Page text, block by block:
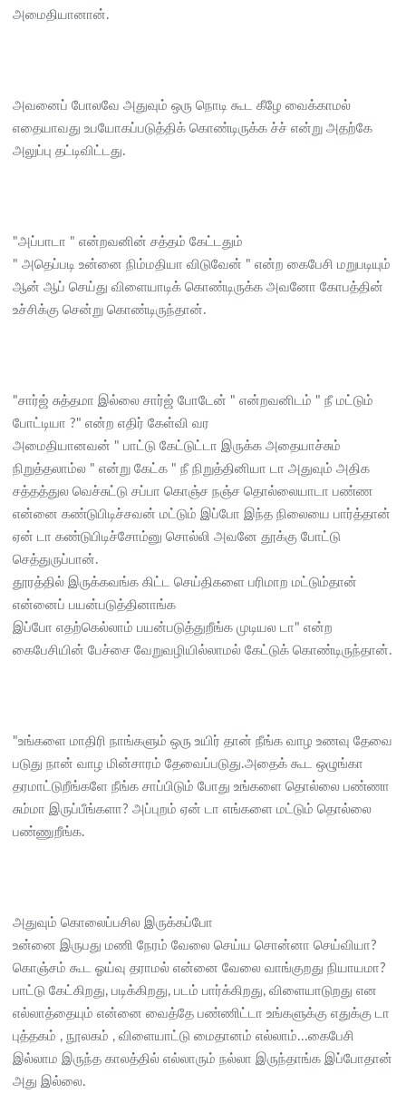
அமைதியானான்.
அவனைப் போலவே அதுவும் ஒரு நொடி கூட கீழே வைக்காமல்
எதையாவது உபயோகப்படுத்திக் கொண்டிருக்க ச்ச் என்று அதற்கே
அலுப்பு தட்டிவிட்டது.
"அப்பாடா " என்றவனின் சத்தம் கேட்டதும்
" அதெப்படி உன்னை நிம்மதியா விடுவேன் " என்ற கைபேசி மறுபடியும்
ஆன் ஆப் செய்து விளையாடிக் கொண்டிருக்க அவனோ கோபத்தின்
உச்சிக்கு சென்று கொண்டிருந்தான்.
"சார்ஜ் சுத்தமா இல்லை சார்ஜ் போடேன் " என்றவனிடம் " நீ மட்டும்
போட்டியா ?" என்ற எதிர் கேள்வி வர
அமைதியானவன் " பாட்டு கேட்டுட்டா இருக்க அதையாச்சும்
நிறுத்தலாம்ல " என்று கேட்க " நீ நிறுத்தினியா டா அதுவும் அதிக
சத்தத்துல வெச்சுட்டு சப்பா கொஞ்ச நஞ்ச தொல்லையாடா பண்ண
என்னை கண்டுபிடிச்சவன் மட்டும் இப்போ இந்த நிலையை பார்த்தான்
ஏன் டா கண்டுபிடிச்சோம்னு சொல்லி அவனே தூக்கு போட்டு
செத்துருப்பான்.
தூரத்தில் இருக்கவங்க கிட்ட செய்திகளை பரிமாற மட்டும்தான்
என்னைப் பயன்படுத்தினாங்க
இப்போ எதற்கெல்லாம் பயன்படுத்துறீங்க முடியல டா" என்ற
கைபேசியின் பேச்சை வேறுவழியில்லாமல் கேட்டுக் கொண்டிருந்தான்.
"உங்களை மாதிரி நாங்களும் ஒரு உயிர் தான் நீங்க வாழ உணவு தேவை
படுது நான் வாழ மின்சாரம் தேவைப்படுது.அதைக் கூட ஒழுங்கா
தரமாட்டுறீங்களே நீங்க சாப்பிடும் போது உங்களை தொல்லை பண்ணா
சும்மா இருப்பீங்களா? அப்புறம் ஏன் டா எங்களை மட்டும் தொல்லை
பண்ணுறீங்க.
அதுவும் கொலைப்பசில இருக்கப்போ
உன்னை இருபது மணி நேரம் வேலை செய்ய சொன்னா செய்வியா?
கொஞ்சம் கூட ஓய்வு தராமல் என்னை வேலை வாங்குறது நியாயமா?
பாட்டு கேட்கிறது, படிக்கிறது, படம் பார்க்கிறது, விளையாடுறது என
எல்லாத்தையும் என்னை வைத்தே பண்ணிட்டா உங்களுக்கு எதுக்கு டா
புத்தகம் , நூலகம் , விளையாட்டு மைதானம் எல்லாம்...கைபேசி
இல்லாம இருந்த காலத்தில் எல்லாரும் நல்லா இருந்தாங்க இப்போதான்
அது இல்லை.